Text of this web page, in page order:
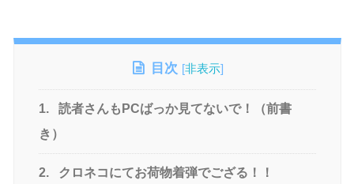
目次 [非表示]
1.
読者さんもPCばっか見てないで！（前書
き）
2.
クロネコにてお荷物着弾でござる！！